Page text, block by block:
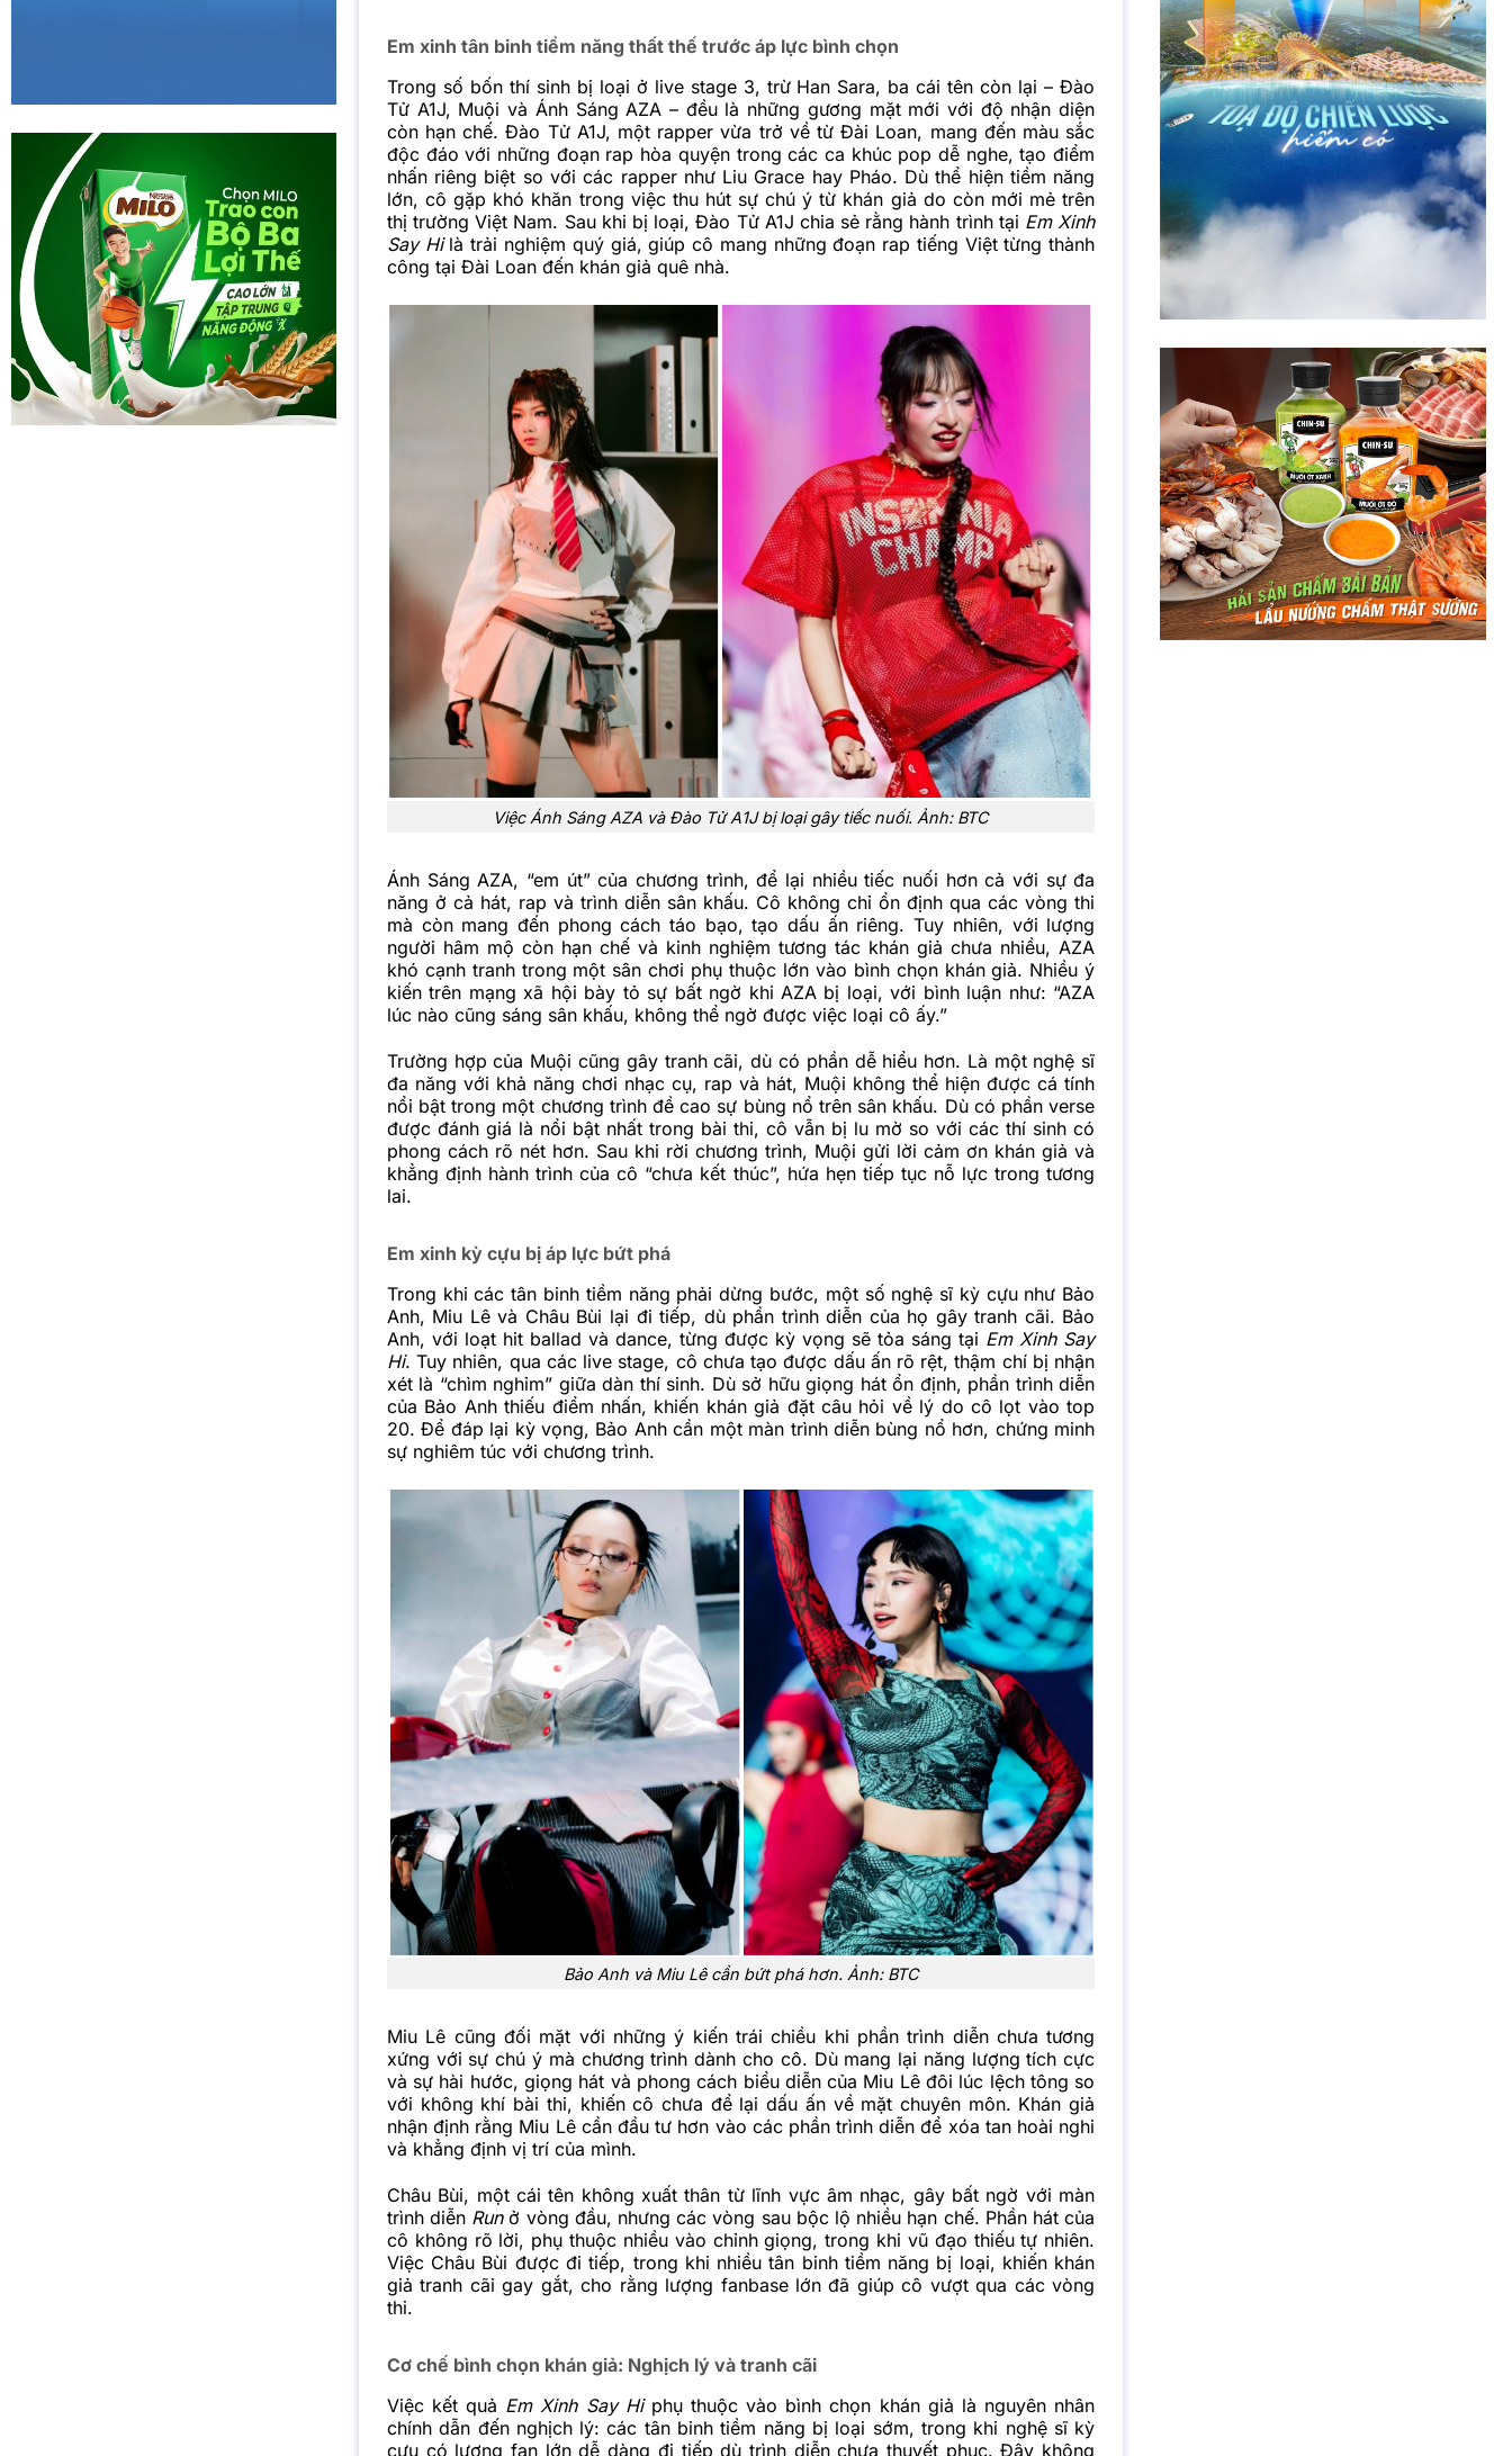
Em xinh tân binh tiềm năng thất thế trước áp lực bình chọn
Trong số bốn thí sinh bị loại ở live stage 3, trừ Han Sara, ba cái tên còn lại – Đào
Tử A1J, Muội và Ánh Sáng AZA – đều là những gương mặt mới với độ nhận diện
còn hạn chế. Đào Tử A1J, một rapper vừa trở về từ Đài Loan, mang đến màu sắc
độc đáo với những đoạn rap hòa quyện trong các ca khúc pop dễ nghe, tạo điểm
nhấn riêng biệt so với các rapper như Liu Grace hay Pháo. Dù thể hiện tiềm năng
lớn, cô gặp khó khăn trong việc thu hút sự chú ý từ khán giả do còn mới mẻ trên
thị trường Việt Nam. Sau khi bị loại, Đào Tử A1J chia sẻ rằng hành trình tại Em Xinh
Say Hilà trải nghiệm quý giá, giúp cô mang những đoạn rap tiếng Việt từng thành
công tại Đài Loan đến khán giả quê nhà.
Việc Ánh Sáng AZA và Đào Tử A1J bị loại gây tiếc nuối. Ảnh: BTC
Ánh Sáng AZA, “em út” của chương trình, để lại nhiều tiếc nuối hơn cả với sự đa
năng ở cả hát, rap và trình diễn sân khấu. Cô không chỉ ổn định qua các vòng thi
mà còn mang đến phong cách táo bạo, tạo dấu ấn riêng. Tuy nhiên, với lượng
người hâm mộ còn hạn chế và kinh nghiệm tương tác khán giả chưa nhiều, AZA
khó cạnh tranh trong một sân chơi phụ thuộc lớn vào bình chọn khán giả. Nhiều ý
kiến trên mạng xã hội bày tỏ sự bất ngờ khi AZA bị loại, với bình luận như: “AZA
lúc nào cũng sáng sân khấu, không thể ngờ được việc loại cô ấy.”
Trường hợp của Muội cũng gây tranh cãi, dù có phần dễ hiểu hơn. Là một nghệ sĩ
đa năng với khả năng chơi nhạc cụ, rap và hát, Muội không thể hiện được cá tính
nổi bật trong một chương trình đề cao sự bùng nổ trên sân khấu. Dù có phần verse
được đánh giá là nổi bật nhất trong bài thi, cô vẫn bị lu mờ so với các thí sinh có
phong cách rõ nét hơn. Sau khi rời chương trình, Muội gửi lời cảm ơn khán giả và
khẳng định hành trình của cô “chưa kết thúc”, hứa hẹn tiếp tục nỗ lực trong tương
lai.
Em xinh kỳ cựu bị áp lực bứt phá
Trong khi các tân binh tiềm năng phải dừng bước, một số nghệ sĩ kỳ cựu như Bảo
Anh, Miu Lê và Châu Bùi lại đi tiếp, dù phần trình diễn của họ gây tranh cãi. Bảo
Anh, với loạt hit ballad và dance, từng được kỳ vọng sẽ tỏa sáng tại Em Xinh Say
Hi. Tuy nhiên, qua các live stage, cô chưa tạo được dấu ấn rõ rệt, thậm chí bị nhận
xét là “chìm nghỉm” giữa dàn thí sinh. Dù sở hữu giọng hát ổn định, phần trình diễn
của Bảo Anh thiếu điểm nhấn, khiến khán giả đặt câu hỏi về lý do cô lọt vào top
20. Để đáp lại kỳ vọng, Bảo Anh cần một màn trình diễn bùng nổ hơn, chứng minh
sự nghiêm túc với chương trình.
Bảo Anh và Miu Lê cần bứt phá hơn. Ảnh: BTC
Miu Lê cũng đối mặt với những ý kiến trái chiều khi phần trình diễn chưa tương
xứng với sự chú ý mà chương trình dành cho cô. Dù mang lại năng lượng tích cực
và sự hài hước, giọng hát và phong cách biểu diễn của Miu Lê đôi lúc lệch tông so
với không khí bài thi, khiến cô chưa để lại dấu ấn về mặt chuyên môn. Khán giả
nhận định rằng Miu Lê cần đầu tư hơn vào các phần trình diễn để xóa tan hoài nghi
và khẳng định vị trí của mình.
Châu Bùi, một cái tên không xuất thân từ lĩnh vực âm nhạc, gây bất ngờ với màn
trình diễn Runở vòng đầu, nhưng các vòng sau bộc lộ nhiều hạn chế. Phần hát của
cô không rõ lời, phụ thuộc nhiều vào chỉnh giọng, trong khi vũ đạo thiếu tự nhiên.
Việc Châu Bùi được đi tiếp, trong khi nhiều tân binh tiềm năng bị loại, khiến khán
giả tranh cãi gay gắt, cho rằng lượng fanbase lớn đã giúp cô vượt qua các vòng
thi.
Cơ chế bình chọn khán giả: Nghịch lý và tranh cãi
Việc kết quả Em Xinh Say Hiphụ thuộc vào bình chọn khán giả là nguyên nhân
chính dẫn đến nghịch lý: các tân binh tiềm năng bị loại sớm, trong khi nghệ sĩ kỳ
cựu có lượng fan lớn dễ dàng đi tiếp dù trình diễn chưa thuyết phục. Đây không